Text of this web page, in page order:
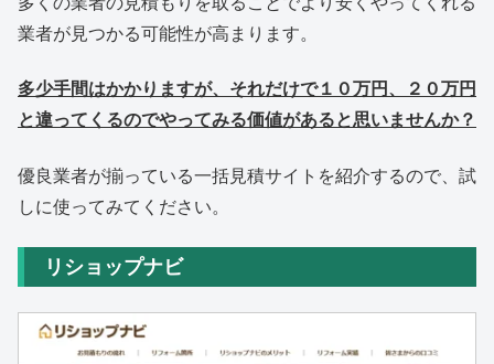
業者が見つかる可能性が高まります。
多少手間はかかりますが、それだけで１０万円、２０万円
と違ってくるのでやってみる価値があると思いませんか？
優良業者が揃っている一括見積サイトを紹介するので、試
しに使ってみてください。
リショップナビ